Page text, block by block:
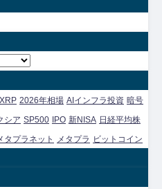
XRP 2026年相場 AIインフラ投資 暗号
シア SP500 IPO 新NISA 日経平均株
タプラネット メタプラ ビットコイン